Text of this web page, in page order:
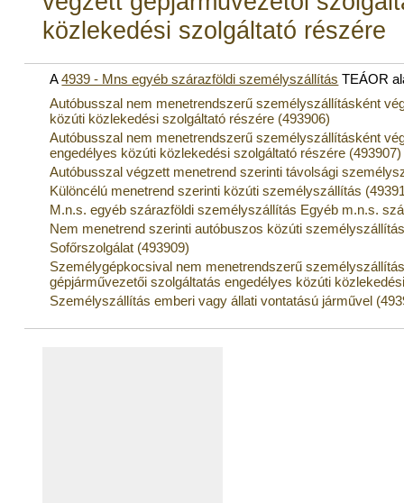
közlekedési szolgáltató részére
A4939 - Mns egyéb szárazföldi személyszállítás TEÁOR
Autóbusszal nem menetrendszerű személyszállításként
közúti közlekedési szolgáltató részére (493906)
Autóbusszal nem menetrendszerű személyszállításként
engedélyes közúti közlekedési szolgáltató részére (493907)
Autóbusszal végzett menetrend szerinti távolsági
Különcélú menetrend szerinti közúti személyszállítás
M.n.s. egyéb szárazföldi személyszállítás Egyéb m.n.s.
Nem menetrend szerinti autóbuszos közúti
Sofőrszolgálat (493909)
Személygépkocsival nem menetrendszerű
gépjárművezetői szolgáltatás engedélyes közúti
Személyszállítás emberi vagy állati vontatású járművel